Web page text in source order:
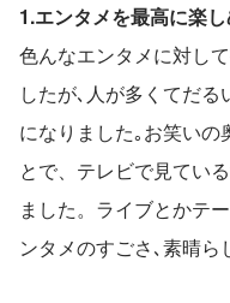
1.エンタメを最高に楽
色んなエンタメに対し
したが､人が多くてだ
になりました｡お笑いの
とで、テレビで見てい
ました。ライブとかテ
ンタメのすごさ､素晴ら